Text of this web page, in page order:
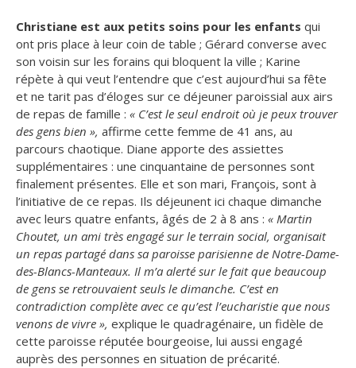
Christiane est aux petits soins pour les enfants qui
ont pris place à leur coin de table ; Gérard converse avec
son voisin sur les forains qui bloquent la ville ; Karine
répète à qui veut l’entendre que c’est aujourd’hui sa fête
et ne tarit pas d’éloges sur ce déjeuner paroissial aux airs
de repas de famille : « C’est le seul endroit où je peux trouver
des gens bien », affirme cette femme de 41 ans, au
parcours chaotique. Diane apporte des assiettes
supplémentaires : une cinquantaine de personnes sont
finalement présentes. Elle et son mari, François, sont à
l’initiative de ce repas. Ils déjeunent ici chaque dimanche
avec leurs quatre enfants, âgés de 2 à 8 ans : « Martin
Choutet, un ami très engagé sur le terrain social, organisait
un repas partagé dans sa paroisse parisienne de Notre-Dame-
des-Blancs-Manteaux. Il m’a alerté sur le fait que beaucoup
de gens se retrouvaient seuls le dimanche. C’est en
contradiction complète avec ce qu’est l’eucharistie que nous
venons de vivre », explique le quadragénaire, un fidèle de
cette paroisse réputée bourgeoise, lui aussi engagé
auprès des personnes en situation de précarité.